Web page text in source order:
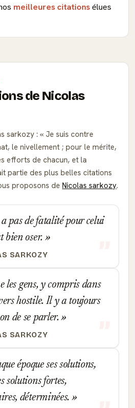
meilleures citationsélues
de Nicolas
sarkozy :
Je suis contre
le nivellement ; pour le mérite,
efforts de chacun, et la
partie des plus belles citations
proposons de Nicolas sarkozy.
pas de fatalité pour celui
bien oser.
SARKOZY
les gens, y compris dans
hostile. Il y a toujours
de se parler.
SARKOZY
époque ses solutions,
solutions fortes,
déterminées.